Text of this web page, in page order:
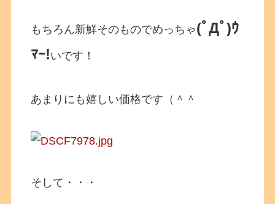
もちろん新鮮そのものでめっちゃ(ﾟДﾟ)ｳ
ﾏｰ!いです！
あまりにも嬉しい価格です（＾＾
そして・・・